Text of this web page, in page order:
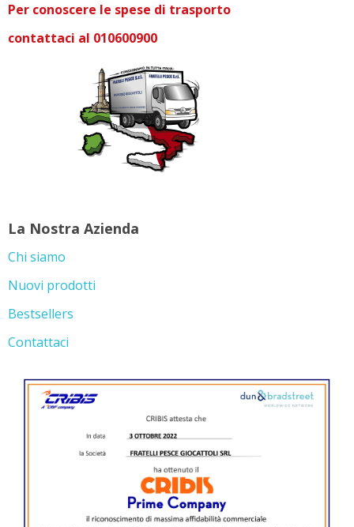
Per conoscere le spese di trasporto
contattaci al 010600900
La Nostra Azienda
Chi siamo
Nuovi prodotti
Bestsellers
Contattaci